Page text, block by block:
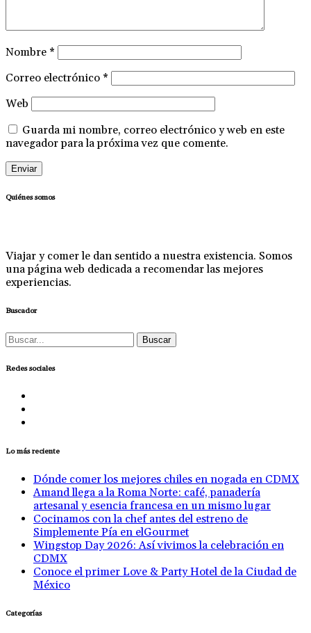
Nombre *
Correo electrónico *
Web
Guarda mi nombre, correo electrónico y web en este
navegador para la próxima vez que comente.
Quiénes somos
Viajar y comer le dan sentido a nuestra existencia. Somos
una página web dedicada a recomendar las mejores
experiencias.
Buscador
Buscar:
Redes sociales
Lo más reciente
Dónde comer los mejores chiles en nogada en CDMX
Amand llega a la Roma Norte: café, panadería
artesanal y esencia francesa en un mismo lugar
Cocinamos con la chef antes del estreno de
Simplemente Pía en elGourmet
Wingstop Day 2026: Así vivimos la celebración en
CDMX
Conoce el primer Love & Party Hotel de la Ciudad de
México
Categorías